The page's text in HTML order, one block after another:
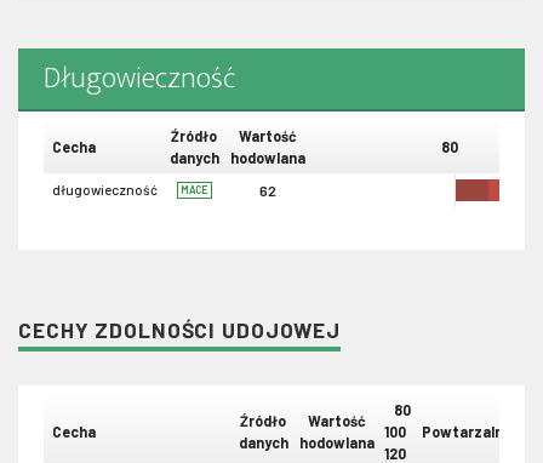
Długowieczność
Cecha
Źródło
danych
Wartość
hodowlana
80
długowieczność MACE 62
CECHY ZDOLNOŚCI UDOJOWEJ
Cecha
Źródło
danych
Wartość
hodowlana
80
100
120
Powtarzalność